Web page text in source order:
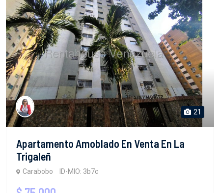
21
Apartamento Amoblado En Venta En La
Trigaleñ
Carabobo ID-MIO: 3b7c